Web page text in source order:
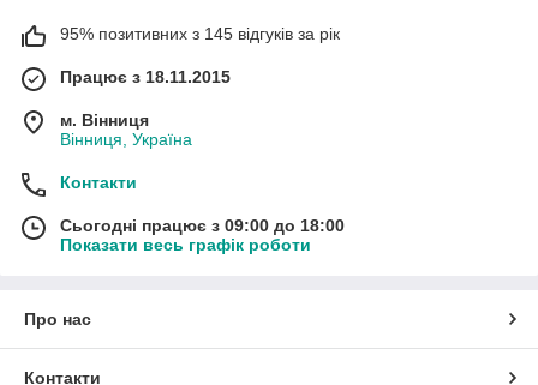
95% позитивних з 145 відгуків за рік
Працює з 18.11.2015
м. Вінниця
Вінниця, Україна
Контакти
Сьогодні працює з 09:00 до 18:00
Показати весь графік роботи
Про нас
Контакти